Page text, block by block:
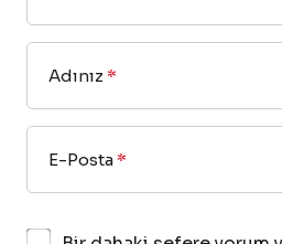
Adınız *
E-Posta*